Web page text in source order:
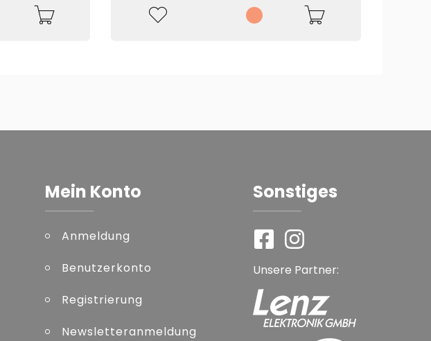
Mein Konto
Anmeldung
Benutzerkonto
Registrierung
Newsletteranmeldung
Sonstiges
Unsere Partner: